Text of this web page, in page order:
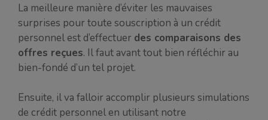
La meilleure manière d’éviter les mauvaises
surprises pour toute souscription à un crédit
personnel est d’effectuer des comparaisons des
offres reçues. Il faut avant tout bien réfléchir au
bien-fondé d’un tel projet.
Ensuite, il va falloir accomplir plusieurs simulations
de crédit personnel en utilisant notre